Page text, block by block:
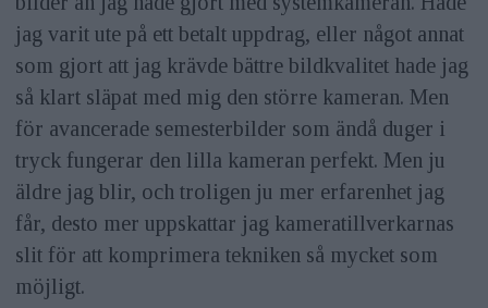
jag varit ute på ett betalt uppdrag, eller något annat
som gjort att jag krävde bättre bildkvalitet hade jag
så klart släpat med mig den större kameran. Men
för avancerade semesterbilder som ändå duger i
tryck fungerar den lilla kameran perfekt. Men ju
äldre jag blir, och troligen ju mer erfarenhet jag
får, desto mer uppskattar jag kameratillverkarnas
slit för att komprimera tekniken så mycket som
möjligt.